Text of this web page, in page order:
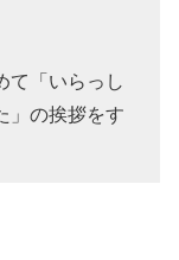
て「いらっし
」の挨拶をす